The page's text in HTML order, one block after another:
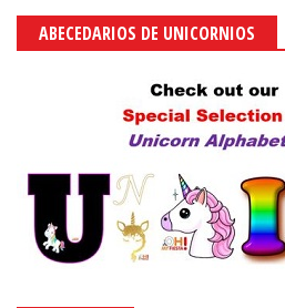
ABECEDARIOS DE UNICORNIOS